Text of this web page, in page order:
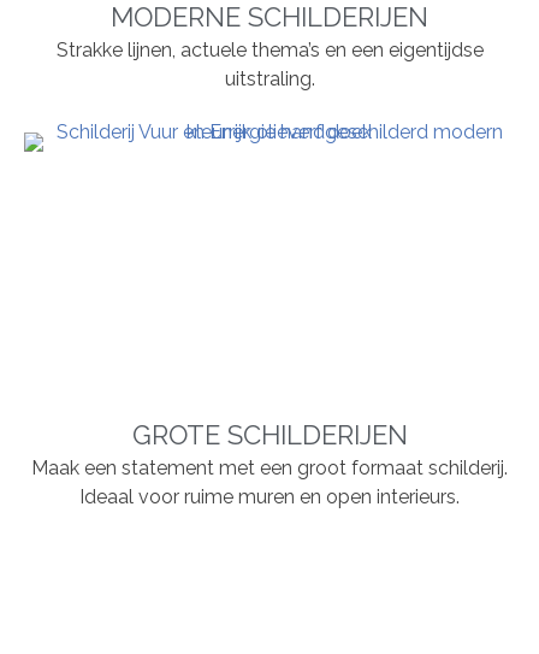
MODERNE SCHILDERIJEN
Strakke lijnen, actuele thema’s en een eigentijdse
uitstraling.
GROTE SCHILDERIJEN
Maak een statement met een groot formaat schilderij.
Ideaal voor ruime muren en open interieurs.